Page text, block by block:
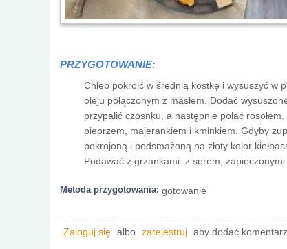
PRZYGOTOWANIE:
Chleb pokroić w średnią kostkę i wysuszyć w
oleju połączonym z masłem. Dodać
przypalić czosnku, a następnie polać
pieprzem, majerankiem i kminkiem. Gdyby
pokrojoną i podsmażoną na złoty kolor
Podawać z grzankami z serem, zapieczonymi
Metoda przygotowania: gotowanie
Zaloguj się albo zarejestruj aby dodać komentarz